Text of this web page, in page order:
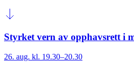
Styrket vern av opphavsrett i
26. aug. kl. 19.30–20.30